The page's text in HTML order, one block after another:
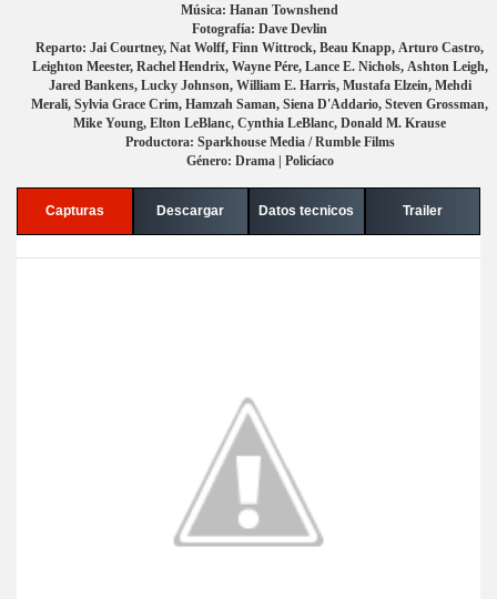
Música: Hanan Townshend
Fotografía: Dave Devlin
Reparto: Jai Courtney, Nat Wolff, Finn Wittrock, Beau Knapp, Arturo Castro,
Leighton Meester, Rachel Hendrix, Wayne Pére, Lance E. Nichols, Ashton Leigh,
Jared Bankens, Lucky Johnson, William E. Harris, Mustafa Elzein, Mehdi
Merali, Sylvia Grace Crim, Hamzah Saman, Siena D'Addario, Steven Grossman,
Mike Young, Elton LeBlanc, Cynthia LeBlanc, Donald M. Krause
Productora: Sparkhouse Media / Rumble Films
Género: Drama | Policíaco
Capturas Descargar Datos tecnicos Trailer